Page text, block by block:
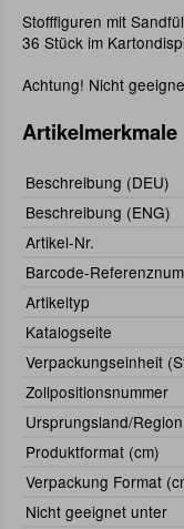
Stofffiguren mit
36 Stück im
Achtung! Nicht
Artikelmerkmale
Beschreibung (DEU)
Beschreibung (ENG)
Artikel-Nr.
Barcode-
Artikeltyp
Katalogseite
Verpackungseinheit
Zollpositionsnummer
Ursprungsland/Region
Produktformat (cm)
Verpackung Format
Nicht geeignet unter